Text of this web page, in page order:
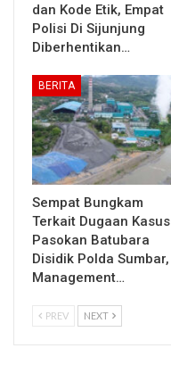
dan Kode Etik, Empat
Polisi Di Sijunjung
Diberhentikan…
BERITA
Sempat Bungkam
Terkait Dugaan Kasus
Pasokan Batubara
Disidik Polda Sumbar,
Management…
PREV NEXT